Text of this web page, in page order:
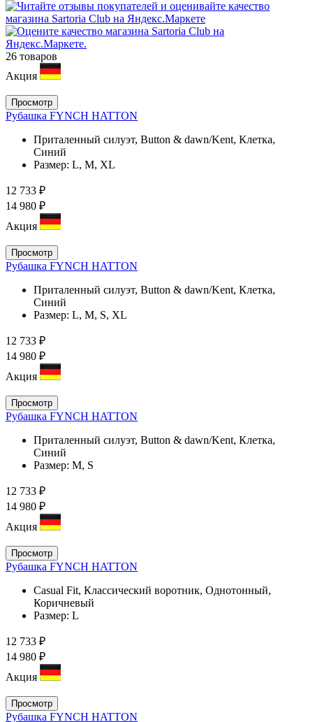
26 товаров
Акция
Просмотр
Рубашка FYNCH HATTON
Приталенный силуэт, Button & dawn/Kent, Клетка,
Синий
Размер: L, M, XL
12 733 ₽
14 980 ₽
Акция
Просмотр
Рубашка FYNCH HATTON
Приталенный силуэт, Button & dawn/Kent, Клетка,
Синий
Размер: L, M, S, XL
12 733 ₽
14 980 ₽
Акция
Просмотр
Рубашка FYNCH HATTON
Приталенный силуэт, Button & dawn/Kent, Клетка,
Синий
Размер: M, S
12 733 ₽
14 980 ₽
Акция
Просмотр
Рубашка FYNCH HATTON
Casual Fit, Классический воротник, Однотонный,
Коричневый
Размер: L
12 733 ₽
14 980 ₽
Акция
Просмотр
Рубашка FYNCH HATTON